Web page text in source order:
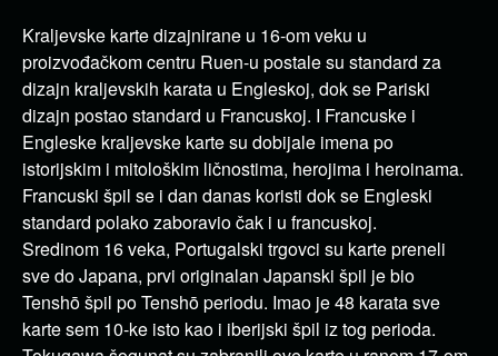
Kraljevske karte dizajnirane u 16-om veku u
proizvođačkom centru Ruen-u postale su standard za
dizajn kraljevskih karata u Engleskoj, dok se Pariski
dizajn postao standard u Francuskoj. I Francuske i
Engleske kraljevske karte su dobijale imena po
istorijskim i mitološkim ličnostima, herojima i heroinama.
Francuski špil se i dan danas koristi dok se Engleski
standard polako zaboravio čak i u francuskoj.
Sredinom 16 veka, Portugalski trgovci su karte preneli
sve do Japana, prvi originalan Japanski špil je bio
Tenshō špil po Tenshō periodu. Imao je 48 karata sve
karte sem 10-ke isto kao i iberijski špil iz tog perioda.